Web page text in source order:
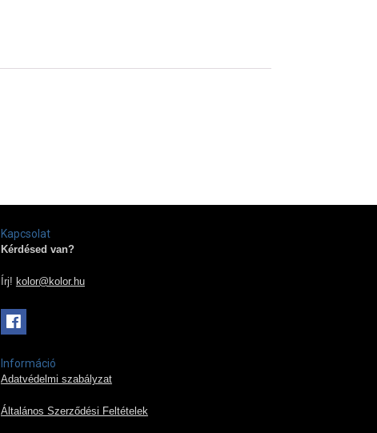
Kapcsolat
Kérdésed van?
Írj! kolor@kolor.hu
Információ
Adatvédelmi szabályzat
Általános Szerződési Feltételek